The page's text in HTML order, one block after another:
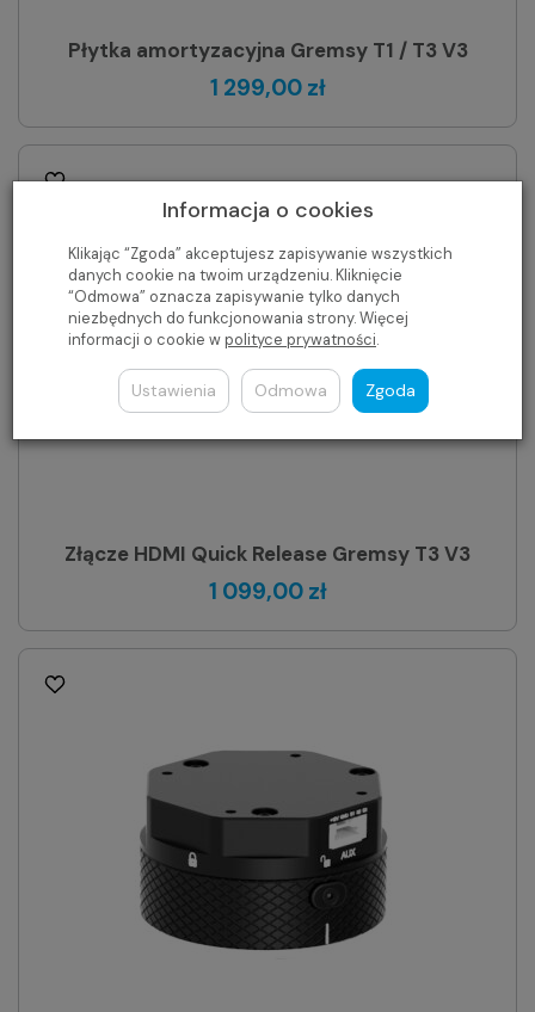
Płytka amortyzacyjna Gremsy T1 / T3 V3
1 299,00 zł
Złącze HDMI Quick Release Gremsy T3 V3
1 099,00 zł
Informacja o cookies
Klikając “Zgoda” akceptujesz zapisywanie wszystkich
danych cookie na twoim urządzeniu. Kliknięcie
“Odmowa” oznacza zapisywanie tylko danych
niezbędnych do funkcjonowania strony. Więcej
informacji o cookie wpolityce prywatności.
Ustawienia Odmowa Zgoda